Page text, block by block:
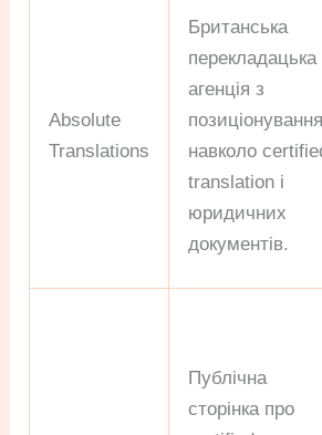
Absolute
Translations
Британська
перекладацька
агенція з
навколо
translation і
юридичних
документів.
Публічна
сторінка про